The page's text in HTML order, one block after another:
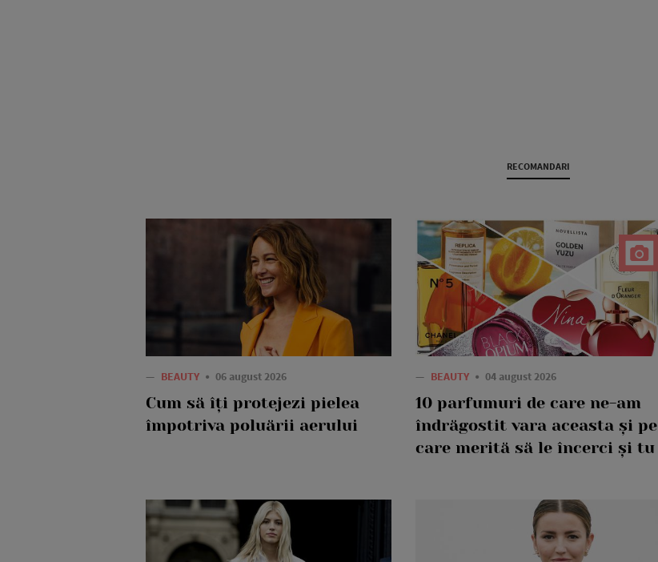
RECOMANDARI
— BEAUTY 06 august 2026
Cum să îți protejezi pielea
împotriva poluării aerului
— BEAUTY 04 august 2026
10 parfumuri de care ne-am
îndrăgostit vara aceasta și pe
care merită să le încerci și tu